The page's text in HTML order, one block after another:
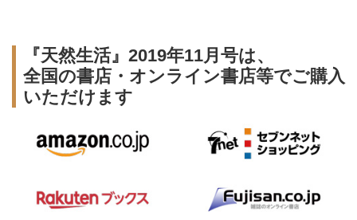
『天然生活』2019年11月号は、
全国の書店・オンライン書店等でご購入
いただけます